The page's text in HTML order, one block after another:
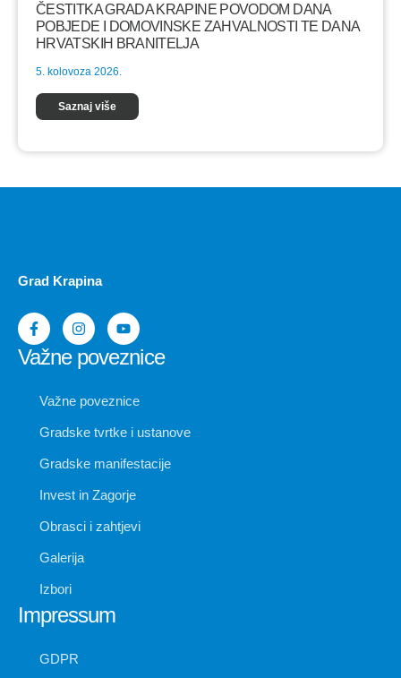
ČESTITKA GRADA KRAPINE POVODOM DANA
POBJEDE I DOMOVINSKE ZAHVALNOSTI TE DANA
HRVATSKIH BRANITELJA
5. kolovoza 2026.
Saznaj više
Grad Krapina
Važne poveznice
Važne poveznice
Gradske tvrtke i ustanove
Gradske manifestacije
Invest in Zagorje
Obrasci i zahtjevi
Galerija
Izbori
Impressum
GDPR